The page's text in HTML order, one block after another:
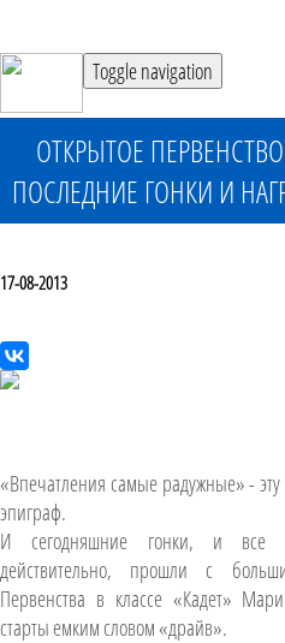
Toggle navigation
ОТКРЫТОЕ
ПОСЛЕДНИЕ ГОНКИ И
17-08-2013
«Впечатления самые радужные» -
эпиграф.
И сегодняшние гонки, и все
действительно, прошли с
Первенства в классе «Кадет»
старты емким словом «драйв».